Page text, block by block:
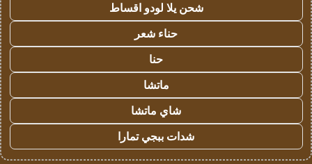
شحن يلا لودو اقساط
حناء شعر
حنا
ماتشا
شاي ماتشا
شدات ببجي تمارا